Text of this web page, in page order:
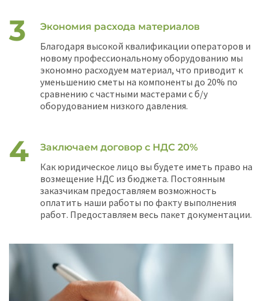
Экономия расхода материалов
Благодаря высокой квалификации операторов и
новому профессиональному оборудованию мы
экономно расходуем материал, что приводит к
уменьшению сметы на компоненты до 20% по
сравнению с частными мастерами с б/у
оборудованием низкого давления.
Заключаем договор с НДС 20%
Как юридическое лицо вы будете иметь право на
возмещение НДС из бюджета. Постоянным
заказчикам предоставляем возможность
оплатить наши работы по факту выполнения
работ. Предоставляем весь пакет документации.